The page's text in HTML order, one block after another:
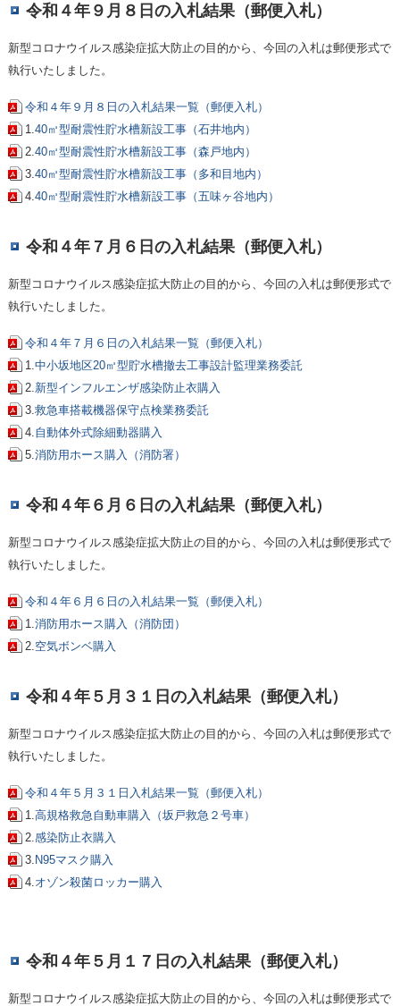
令和４年９月８日の入札結果（郵便入札）
新型コロナウイルス感染症拡大防止の目的から、今回の入札は郵便形式で
執行いたしました。
令和４年９月８日の入札結果一覧（郵便入札）
1.40㎥型耐震性貯水槽新設工事（石井地内）
2.40㎥型耐震性貯水槽新設工事（森戸地内）
3.40㎥型耐震性貯水槽新設工事（多和目地内）
4.40㎥型耐震性貯水槽新設工事（五味ヶ谷地内）
令和４年７月６日の入札結果（郵便入札）
新型コロナウイルス感染症拡大防止の目的から、今回の入札は郵便形式で
執行いたしました。
令和４年７月６日の入札結果一覧（郵便入札）
1.中小坂地区20㎥型貯水槽撤去工事設計監理業務委託
2. 新型インフルエンザ感染防止衣購入
3.救急車搭載機器保守点検業務委託
4. 自動体外式除細動器購入
5.消防用ホース購入（消防署）
令和４年６月６日の入札結果（郵便入札）
新型コロナウイルス感染症拡大防止の目的から、今回の入札は郵便形式で
執行いたしました。
令和４年６月６日の入札結果一覧（郵便入札）
1.消防用ホース購入（消防団）
2. 空気ボンベ購入
令和４年５月３１日の入札結果（郵便入札）
新型コロナウイルス感染症拡大防止の目的から、今回の入札は郵便形式で
執行いたしました。
令和４年５月３１日入札結果一覧（郵便入札）
1.高規格救急自動車購入（坂戸救急２号車）
2.感染防止衣購入
3. N95マスク購入
4. オゾン殺菌ロッカー購入
令和４年５月１７日の入札結果（郵便入札）
新型コロナウイルス感染症拡大防止の目的から、今回の入札は郵便形式で